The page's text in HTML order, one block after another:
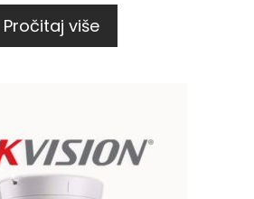
Pročitaj više